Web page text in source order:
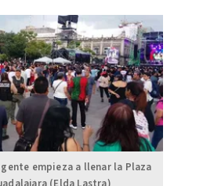
empieza a llenar la Plaza